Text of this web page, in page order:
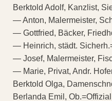
Berktold Adolf, Kanzlist,
— Anton, Malermeister,
— Gottfried, Bäcker,
— Heinrich, städt.
— Josef, Malermeister,
— Marie, Privat, Andr.
Berktold Olga,
Berlanda Emil,